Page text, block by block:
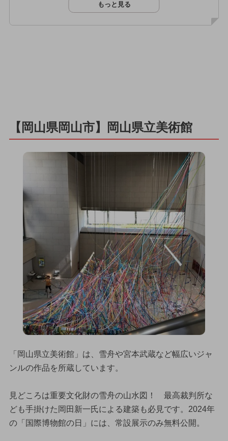
もっと見る
【岡山県岡山市】岡山県立美術館
「岡山県立美術館」は、雪舟や宮本武蔵など幅広いジャ
ンルの作品を所蔵しています。
見どころは重要文化財の雪舟の山水図！ 最高裁判所な
ども手掛けた岡田新一氏による建築も必見です。2024年
の「国際博物館の日」には、常設展示のみ無料公開。